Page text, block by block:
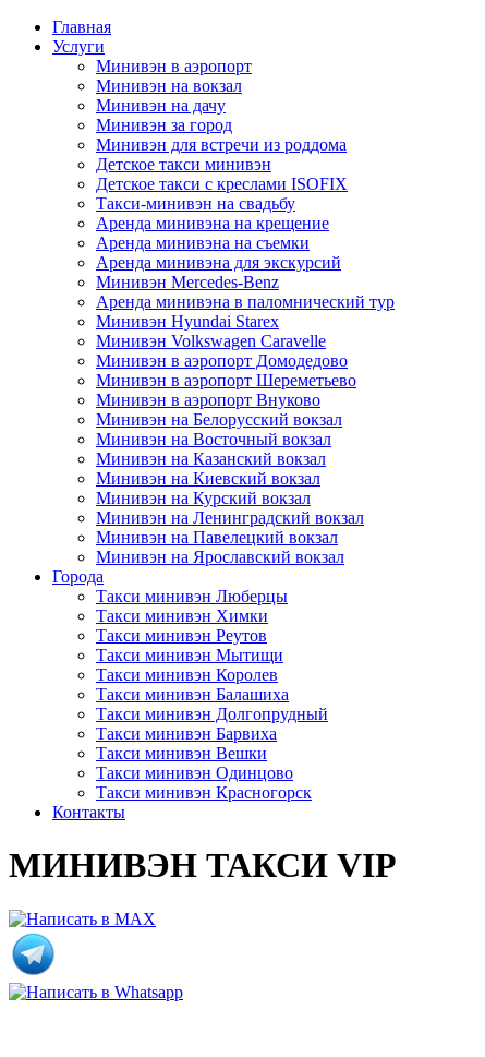
Главная
Услуги
Минивэн в аэропорт
Минивэн на вокзал
Минивэн на дачу
Минивэн за город
Минивэн для встречи из роддома
Детское такси минивэн
Детское такси с креслами ISOFIX
Такси-минивэн на свадьбу
Аренда минивэна на крещение
Аренда минивэна на съемки
Аренда минивэна для экскурсий
Минивэн Mercedes-Benz
Аренда минивэна в паломнический тур
Минивэн Hyundai Starex
Минивэн Volkswagen Caravelle
Минивэн в аэропорт Домодедово
Минивэн в аэропорт Шереметьево
Минивэн в аэропорт Внуково
Минивэн на Белорусский вокзал
Минивэн на Восточный вокзал
Минивэн на Казанский вокзал
Минивэн на Киевский вокзал
Минивэн на Курский вокзал
Минивэн на Ленинградский вокзал
Минивэн на Павелецкий вокзал
Минивэн на Ярославский вокзал
Города
Такси минивэн Люберцы
Такси минивэн Химки
Такси минивэн Реутов
Такси минивэн Мытищи
Такси минивэн Королев
Такси минивэн Балашиха
Такси минивэн Долгопрудный
Такси минивэн Барвиха
Такси минивэн Вешки
Такси минивэн Одинцово
Такси минивэн Красногорск
Контакты
МИНИВЭН ТАКСИ VIP